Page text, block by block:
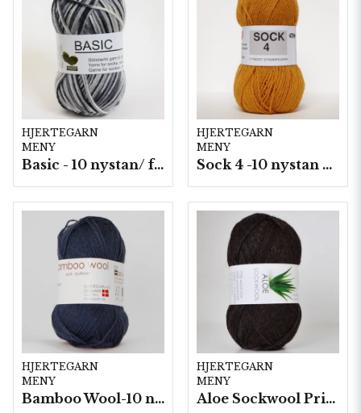
HJERTEGARN
MENY
Basic - 10 nystan/ fp. a50 g
HJERTEGARN
MENY
Sock 4 -10 nystan a50g./fp.
HJERTEGARN
MENY
Bamboo Wool-10 nystan/fp. a50g
HJERTEGARN
MENY
Aloe Sockwool Print-, 10 nystan a100 g./fp.